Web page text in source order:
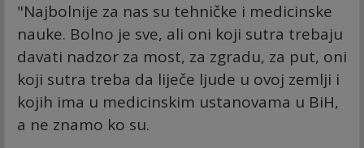
"Najbolnije za nas su tehničke i medicinske
nauke. Bolno je sve, ali oni koji sutra trebaju
davati nadzor za most, za zgradu, za put, oni
koji sutra treba da liječe ljude u ovoj zemlji i
kojih ima u medicinskim ustanovama u BiH,
a ne znamo ko su.